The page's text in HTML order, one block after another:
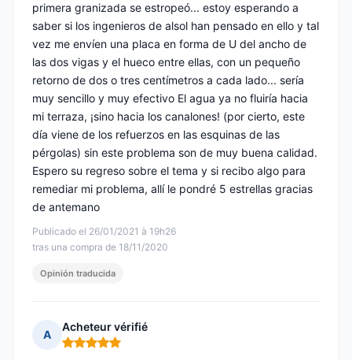
Publicado el 26/01/2021 à 19h26
tras una compra de 18/11/2020
primera granizada se estropeó... estoy esperando a
saber si los ingenieros de alsol han pensado en ello y tal
vez me envíen una placa en forma de U del ancho de
las dos vigas y el hueco entre ellas, con un pequeño
retorno de dos o tres centímetros a cada lado... sería
muy sencillo y muy efectivo El agua ya no fluiría hacia
mi terraza, ¡sino hacia los canalones! (por cierto, este
día viene de los refuerzos en las esquinas de las
pérgolas) sin este problema son de muy buena calidad.
Espero su regreso sobre el tema y si recibo algo para
remediar mi problema, allí le pondré 5 estrellas gracias
de antemano
Opinión traducida
A
Acheteur vérifié
Nota: 5 de 5